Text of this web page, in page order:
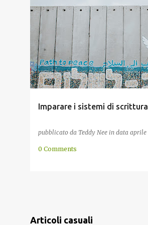
Imparare i sistemi di
pubblicato da Teddy Nee in data aprile
ABJAD ABUGIDA
0 Comments
Articoli casuali